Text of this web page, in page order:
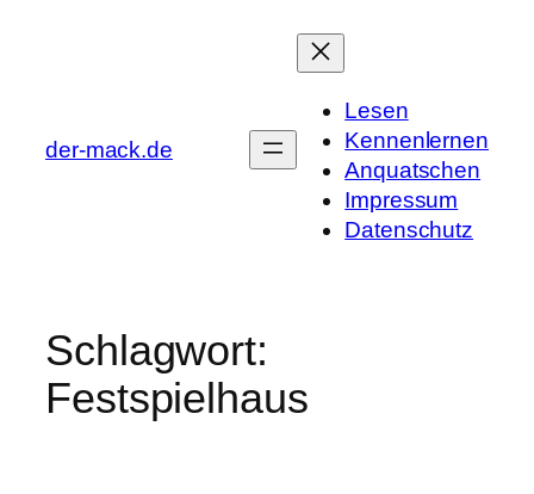
der-mack.de
Lesen
Kennenlernen
Anquatschen
Impressum
Datenschutz
Schlagwort:
Festspielhaus